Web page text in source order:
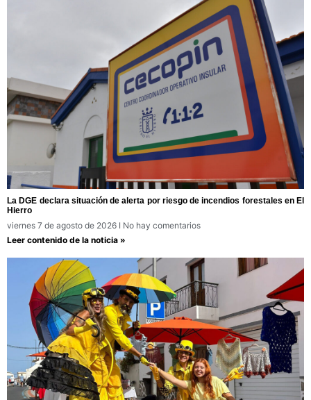
La DGE declara situación de alerta por riesgo de incendios forestales en El
Hierro
viernes 7 de agosto de 2026
No hay comentarios
Leer contenido de la noticia »